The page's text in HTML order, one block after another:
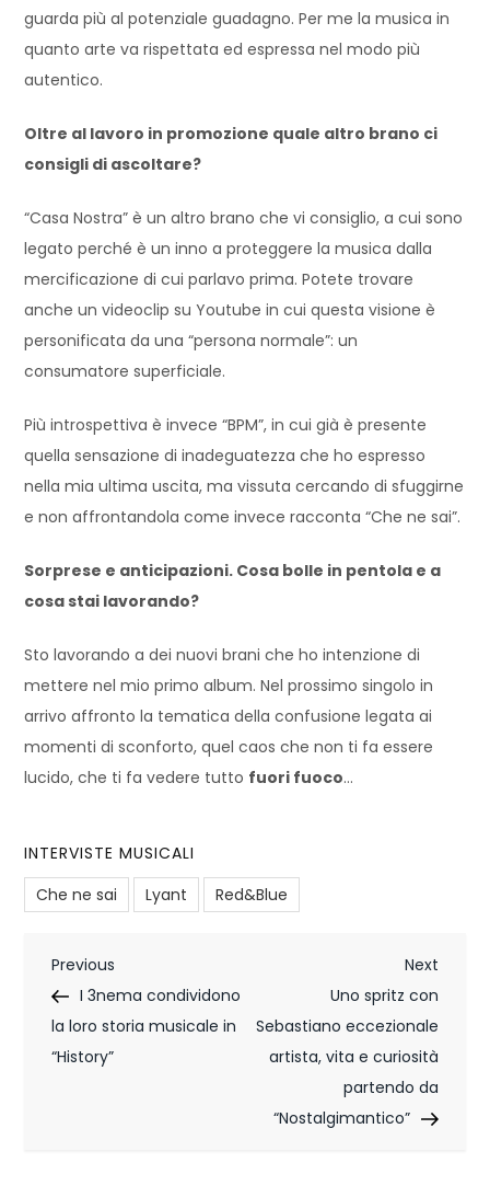
guarda più al potenziale guadagno. Per me la musica in
quanto arte va rispettata ed espressa nel modo più
autentico.
Oltre al lavoro in promozione quale altro brano ci
consigli di ascoltare?
“Casa Nostra” è un altro brano che vi consiglio, a cui sono
legato perché è un inno a proteggere la musica dalla
mercificazione di cui parlavo prima. Potete trovare
anche un videoclip su Youtube in cui questa visione è
personificata da una “persona normale”: un
consumatore superficiale.
Più introspettiva è invece “BPM”, in cui già è presente
quella sensazione di inadeguatezza che ho espresso
nella mia ultima uscita, ma vissuta cercando di sfuggirne
e non affrontandola come invece racconta “Che ne sai”.
Sorprese e anticipazioni. Cosa bolle in pentola e a
cosa stai lavorando?
Sto lavorando a dei nuovi brani che ho intenzione di
mettere nel mio primo album. Nel prossimo singolo in
arrivo affronto la tematica della confusione legata ai
momenti di sconforto, quel caos che non ti fa essere
lucido, che ti fa vedere tutto fuori fuoco…
INTERVISTE MUSICALI
Che ne sai
Lyant Red&Blue
N
a
v
Previous
Post
Previous
I 3nema condividono
la loro storia musicale in
“History”
Next
Post
Next
Uno spritz con
Sebastiano eccezionale
artista, vita e curiosità
partendo da
“Nostalgimantico”